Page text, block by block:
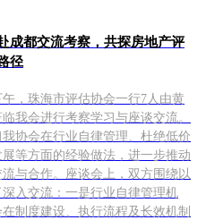
成都交流考察，共探房地产评
径
午，珠海市评估协会一行7人由黄
我会进行考察学习与座谈交流。
协会在行业自律管理、杜绝低价
等方面的经验做法，进一步推动
与合作。座谈会上，双方围绕以
入交流：一是行业自律管理机
制度建设、执行流程及长效机制